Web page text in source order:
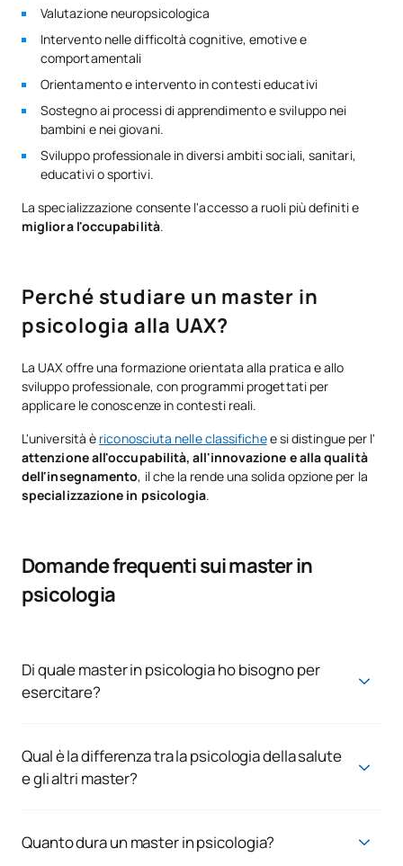
Valutazione neuropsicologica
Intervento nelle difficoltà cognitive, emotive e
comportamentali
Orientamento e intervento in contesti educativi
Sostegno ai processi di apprendimento e sviluppo nei
bambini e nei giovani.
Sviluppo professionale in diversi ambiti sociali, sanitari,
educativi o sportivi.
La specializzazione consente l'accesso a ruoli più definiti e
migliora l'occupabilità.
Perché studiare un master in
psicologia alla UAX?
La UAX offre una formazione orientata alla pratica e allo
sviluppo professionale, con programmi progettati per
applicare le conoscenze in contesti reali.
L'università è riconosciuta nelle classifichee si distingue per l'
attenzione all'occupabilità, all'innovazione e alla qualità
dell'insegnamento, il che la rende una solida opzione per la
specializzazione in psicologia.
Domande frequenti sui master in
psicologia
Di quale master in psicologia ho bisogno per
esercitare?
Salute.
Qual è la differenza tra la psicologia della salute
e gli altri master?
consentono una specializzazione in settori specifici, ma non
Quanto dura un master in psicologia?